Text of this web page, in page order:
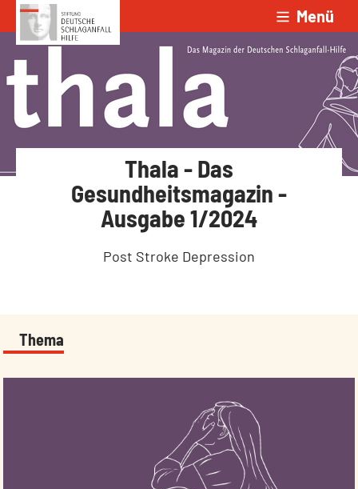
Zum Inhalt springen Menü
Thala - Das
Gesundheitsmagazin -
Ausgabe 1/2024
Post Stroke Depression
Thema